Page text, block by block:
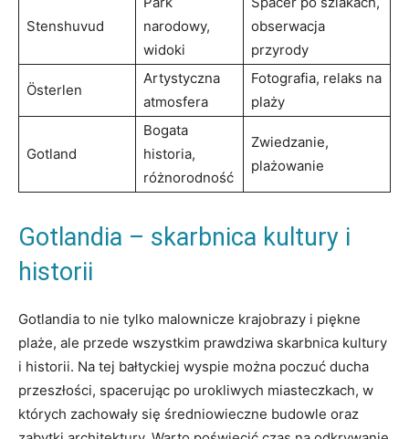
Stenshuvud
narodowy,
widoki
obserwacja
przyrody
Österlen
Artystyczna
atmosfera
Fotografia, relaks na
plaży
Gotland
Bogata
historia,
różnorodność
Zwiedzanie,
plażowanie
Gotlandia – skarbnica kultury i
historii
Gotlandia to nie tylko malownicze krajobrazy i piękne
plaże, ale przede wszystkim prawdziwa skarbnica kultury
i historii. Na tej bałtyckiej wyspie można poczuć ducha
przeszłości, spacerując po urokliwych miasteczkach, w
których zachowały się średniowieczne budowle oraz